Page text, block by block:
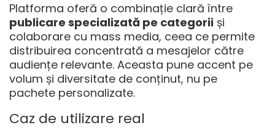
Platforma oferă o combinație clară între
publicare specializată pe categorii și
colaborare cu mass media, ceea ce permite
distribuirea concentrată a mesajelor către
audiențe relevante. Aceasta pune accent pe
volum și diversitate de conținut, nu pe
pachete personalizate.
Caz de utilizare real